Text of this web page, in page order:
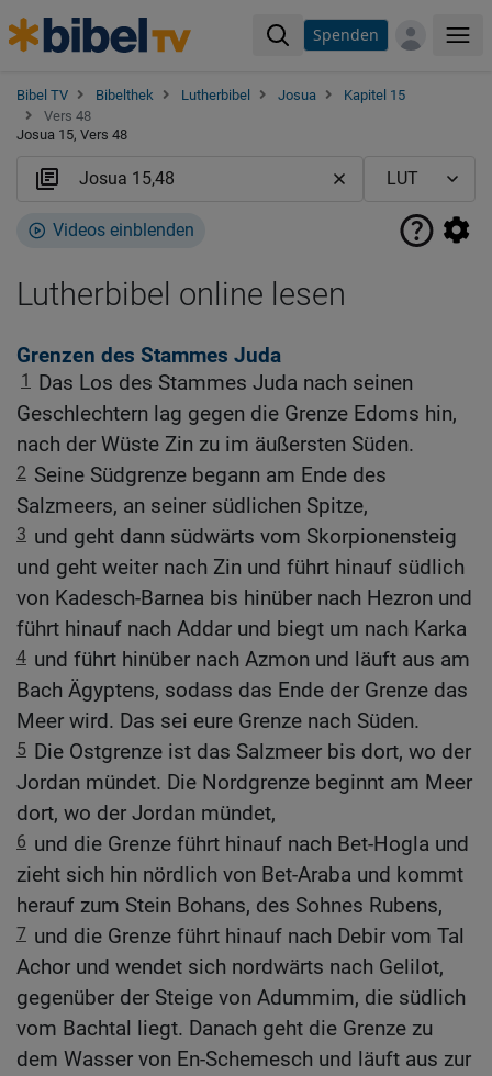
Spenden
Bibel TV Bibelthek Lutherbibel Josua
Kapitel 15
Vers 48
Josua 15, Vers 48
Videos einblenden
Lutherbibel online lesen
Grenzen des Stammes Juda
1
Das Los des Stammes Juda nach seinen
Geschlechtern lag gegen die Grenze Edoms hin,
nach der Wüste Zin zu im äußersten Süden.
2 Seine Südgrenze begann am Ende des
Salzmeers, an seiner südlichen Spitze,
3 und geht dann südwärts vom Skorpionensteig
und geht weiter nach Zin und führt hinauf südlich
von Kadesch-Barnea bis hinüber nach Hezron und
führt hinauf nach Addar und biegt um nach Karka
4 und führt hinüber nach Azmon und läuft aus am
Bach Ägyptens, sodass das Ende der Grenze das
Meer wird. Das sei eure Grenze nach Süden.
5 Die Ostgrenze ist das Salzmeer bis dort, wo der
Jordan mündet. Die Nordgrenze beginnt am Meer
dort, wo der Jordan mündet,
6 und die Grenze führt hinauf nach Bet-Hogla und
zieht sich hin nördlich von Bet-Araba und kommt
herauf zum Stein Bohans, des Sohnes Rubens,
7 und die Grenze führt hinauf nach Debir vom Tal
Achor und wendet sich nordwärts nach Gelilot,
gegenüber der Steige von Adummim, die südlich
vom Bachtal liegt. Danach geht die Grenze zu
dem Wasser von En-Schemesch und läuft aus zur